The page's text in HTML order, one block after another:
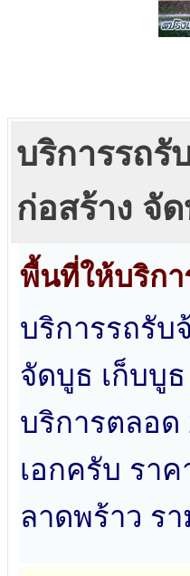
บริการรถ
ก่อสร้าง จั
พื้นที่ให้บริกา
บริการรถรับ
จัดบูธ เก็บบู
บริการตลอด
เอกครับ รา
ลาดพร้าว ร